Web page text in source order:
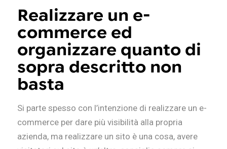
Realizzare un e-
commerce ed
organizzare quanto di
sopra descritto non
basta
Si parte spesso con l’intenzione di realizzare un e-
commerce per dare più visibilità alla propria
azienda, ma realizzare un sito è una cosa, avere